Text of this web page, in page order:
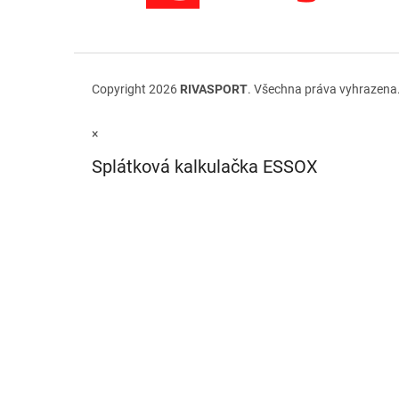
Copyright 2026 RIVASPORT. Všechna práva
×
Splátková kalkulačka ESSOX